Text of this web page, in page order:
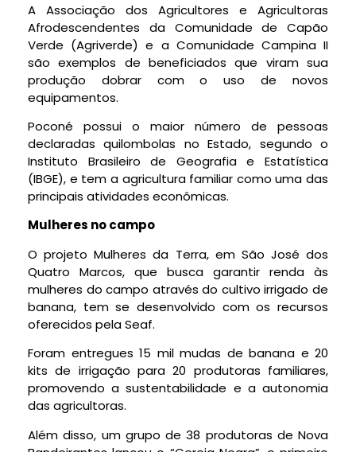
A Associação dos Agricultores e Agricultoras
Afrodescendentes da Comunidade de Capão
Verde (Agriverde) e a Comunidade Campina II
são exemplos de beneficiados que viram sua
produção dobrar com o uso de novos
equipamentos.
Poconé possui o maior número de pessoas
declaradas quilombolas no Estado, segundo o
Instituto Brasileiro de Geografia e Estatística
(IBGE), e tem a agricultura familiar como uma das
principais atividades econômicas.
Mulheres no campo
O projeto Mulheres da Terra, em São José dos
Quatro Marcos, que busca garantir renda às
mulheres do campo através do cultivo irrigado de
banana, tem se desenvolvido com os recursos
oferecidos pela Seaf.
Foram entregues 15 mil mudas de banana e 20
kits de irrigação para 20 produtoras familiares,
promovendo a sustentabilidade e a autonomia
das agricultoras.
Além disso, um grupo de 38 produtoras de Nova